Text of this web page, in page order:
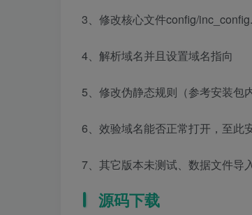
3、修改核心文件config/
4、解析域名并且设置域名指向
5、修改伪静态规则（参考安装包
6、效验域名能否正常打开，至此
7、其它版本未测试、数据文件导
源码下载